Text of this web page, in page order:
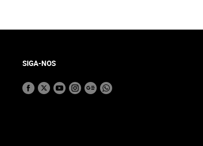
SIGA-NOS